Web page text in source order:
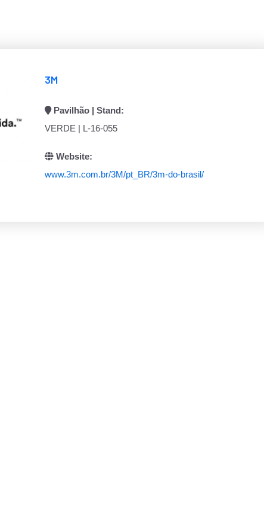
3M
Pavilhão | Stand:
VERDE | L-16-055
Website:
www.3m.com.br/3M/pt_BR/3m-do-brasil/